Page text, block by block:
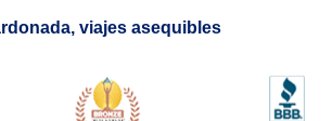
viajes asequibles